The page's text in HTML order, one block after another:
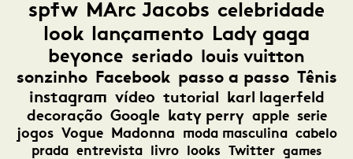
spfw MArc Jacobs celebridade
look lançamento Lady gaga
beyonce seriado louis vuitton
sonzinho Facebook passo a passo Tênis
instagram vídeo tutorial karl lagerfeld
decoração Google katy perry apple serie
jogos Vogue Madonna moda masculina cabelo
prada entrevista livro looks Twitter games